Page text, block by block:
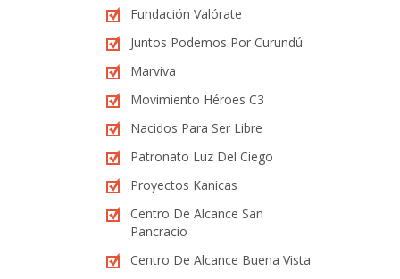
Fundación Valórate
Juntos Podemos Por Curundú
Marviva
Movimiento Héroes C3
Nacidos Para Ser Libre
Patronato Luz Del Ciego
Proyectos Kanicas
Centro De Alcance San
Pancracio
Centro De Alcance Buena Vista